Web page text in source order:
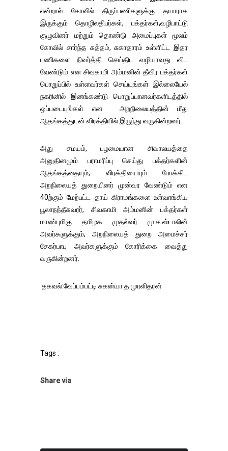
என்றால் கோவில் திருப்பணிகளுக்கு தயாராக
இருக்கும் தொழிலதிபர்கள், பக்தர்கள்,வழிபாட்டு
குழுவினர் மற்றும் தொண்டு அமைப்புகள் மூலம்
கோவில் சார்ந்த சுத்தம், சுகாதாரம் உள்ளிட்ட இதர
பணிகளை நிவர்த்தி செய்திட வழியாவது விட
வேண்டும் என சிவகாமி அம்மனின் தீவிர பக்தர்கள்
பொறுப்பில் உள்ளவர்கள் செய்யுங்கள் இல்லையேல்
நகரினில் இனங்கண்டு பொறுப்பானவர்களிடத்தில்
ஒப்படையுங்கள் என அறநிலையத்தின் மீது
ஆதங்கத்துடன் விரக்தியில் இருந்து வருகின்றனர்.
அது சமயம், பழமையான சிவாலயத்தை
அனுதினமும் பராமரிப்பு செய்து பக்தர்களின்
ஆதங்கத்தையும், விரக்தியையும் போக்கிட
அறநிலையத் துறையினர் முன்வர வேண்டும் என
40ற்கும் மேற்பட்ட தாய் கிராமங்களை உள்வாங்கிய
பூலாநந்தீசுவரர், சிவகாமி அம்மனின் பக்தர்கள்
மாண்புமிகு தமிழக முதல்வர் மு.க.ஸ்டாலின்
அவர்களுக்கும், அறநிலையத் துறை அமைச்சர்
சேகர்பாபு அவர்களுக்கும் கோரிக்கை வைத்து
வருகின்றனர்.
தகவல்:வேப்பம்பட்டி சுகன்யா த.முரளிதரன்
Tags :
Share via